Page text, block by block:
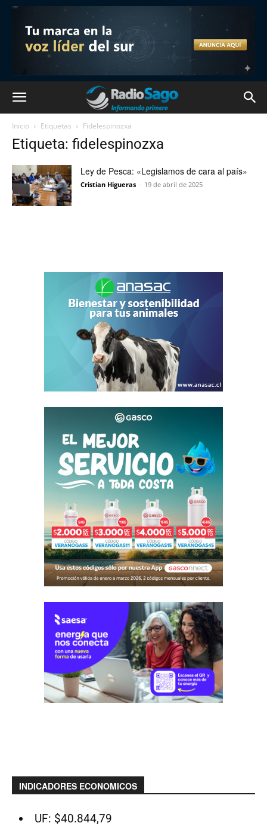
Inicio Etiquetas Fidelespinozxa
Etiqueta: fidelespinozxa
Ley de Pesca: «Legislamos de cara al país»
Cristian Higueras - 19 de abril de 2025
INDICADORES ECONOMICOS
UF: $40.844,79